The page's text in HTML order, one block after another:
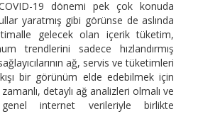
19 dönemi pek çok konuda
yaratmış gibi görünse de aslında
gelecek olan içerik tüketim,
trendlerini sadece hızlandırmış
ağ, servis ve tüketimleri
bir görünüm elde edebilmek için
detaylı ağ analizleri olmalı ve
internet verileriyle birlikte